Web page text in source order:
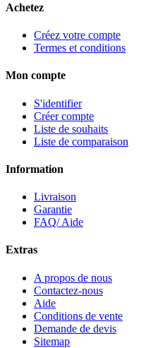
Achetez
Créez votre compte
Termes et conditions
Mon compte
S'identifier
Créer compte
Liste de souhaits
Liste de comparaison
Information
Livraison
Garantie
FAQ/ Aide
Extras
A propos de nous
Contactez-nous
Aide
Conditions de vente
Demande de devis
Sitemap